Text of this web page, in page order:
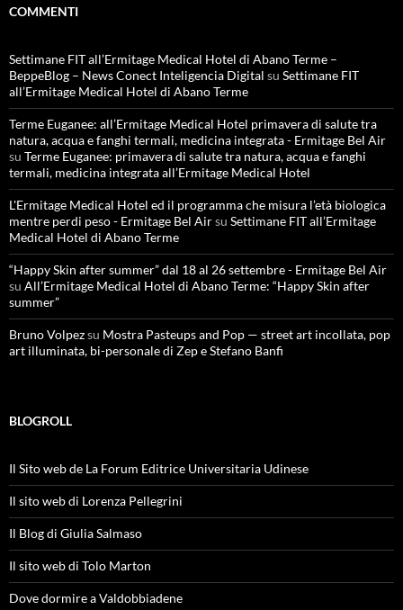
COMMENTI
Settimane FIT all’Ermitage Medical Hotel di Abano Terme –
BeppeBlog – News Conect Inteligencia Digital su Settimane FIT
all’Ermitage Medical Hotel di Abano Terme
Terme Euganee: all’Ermitage Medical Hotel primavera di salute tra
natura, acqua e fanghi termali, medicina integrata - Ermitage Bel Air
su Terme Euganee: primavera di salute tra natura, acqua e fanghi
termali, medicina integrata all’Ermitage Medical Hotel
L'Ermitage Medical Hotel ed il programma che misura l’età biologica
mentre perdi peso - Ermitage Bel Airsu Settimane FIT all’Ermitage
Medical Hotel di Abano Terme
“Happy Skin after summer” dal 18 al 26 settembre - Ermitage Bel Air
su All’Ermitage Medical Hotel di Abano Terme: “Happy Skin after
summer”
Bruno Volpezsu Mostra Pasteups and Pop — street art incollata, pop
art illuminata, bi-personale di Zep e Stefano Banfi
BLOGROLL
Il Sito web de La Forum Editrice Universitaria Udinese
Il sito web di Lorenza Pellegrini
Il Blog di Giulia Salmaso
Il sito web di Tolo Marton
Dove dormire a Valdobbiadene